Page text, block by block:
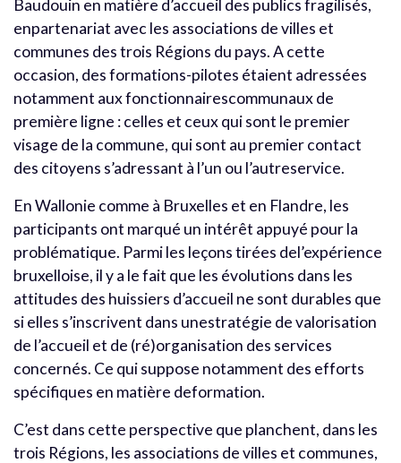
Baudouin en matière d’accueil des publics fragilisés,
enpartenariat avec les associations de villes et
communes des trois Régions du pays. A cette
occasion, des formations-pilotes étaient adressées
notamment aux fonctionnairescommunaux de
première ligne : celles et ceux qui sont le premier
visage de la commune, qui sont au premier contact
des citoyens s’adressant à l’un ou l’autreservice.
En Wallonie comme à Bruxelles et en Flandre, les
participants ont marqué un intérêt appuyé pour la
problématique. Parmi les leçons tirées del’expérience
bruxelloise, il y a le fait que les évolutions dans les
attitudes des huissiers d’accueil ne sont durables que
si elles s’inscrivent dans unestratégie de valorisation
de l’accueil et de (ré)organisation des services
concernés. Ce qui suppose notamment des efforts
spécifiques en matière deformation.
C’est dans cette perspective que planchent, dans les
trois Régions, les associations de villes et communes,